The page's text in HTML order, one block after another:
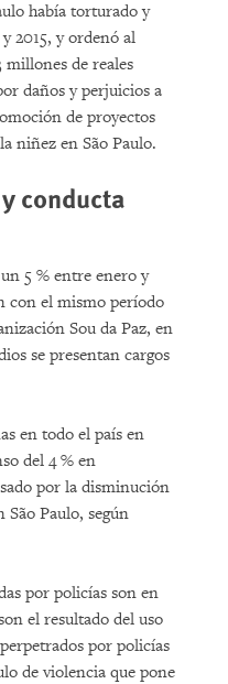
había torturado y
2015, y ordenó al
millones de reales
daños y perjuicios a
de proyectos
niñez en São Paulo.
conducta
5 % entre enero y
con el mismo período
Sou da Paz, en
se presentan cargos
en todo el país en
del 4 % en
por la disminución
São Paulo, según
por policías son en
el resultado del uso
por policías
de violencia que pone